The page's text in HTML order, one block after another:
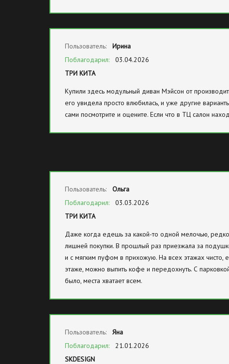
Пользователь:
Ирина
Поблагодарил:
03.04.2026
ТРИ КИТА
Купили здесь модульный диван Мэйсон от
его увидела просто влюбилась, и уже другие
сами посмотрите и оцените. Если что в ТЦ салон
Пользователь:
Ольга
Поблагодарил:
03.03.2026
ТРИ КИТА
Даже когда едешь за какой-то одной мелочью, редко
лишней покупки. В прошлый раз приезжала за
и с мягким пуфом в прихожую. На всех этажах чисто,
этаже, можно выпить кофе и передохнуть. С
было, места хватает всем.
Пользователь:
Яна
Поблагодарил:
21.01.2026
SKDESIGN